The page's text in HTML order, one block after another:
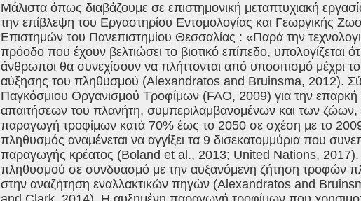
Μάλιστα όπως διαβάζουμε σε επιστημονική μεταπτυχιακή
την επίβλεψη του Εργαστηρίου Εντομολογίας και Γεωργικής
Επιστημών του Πανεπιστημίου Θεσσαλίας : «Παρά την
πρόοδο που έχουν βελτιώσει το βιοτικό επίπεδο, υπολογίζεται
άνθρωποι θα συνεχίσουν να πλήττονται από υποσιτισμό μέχρι
αύξησης του πληθυσμού (Alexandratos and Bruinsma, 2012).
Παγκόσμιου Οργανισμού Τροφίμων (FAO, 2009) για την
απαιτήσεων του πλανήτη, συμπεριλαμβανομένων και των ζώων,
παραγωγή τροφίμων κατά 70% έως το 2050 σε σχέση με το
πληθυσμός αναμένεται να αγγίξει τα 9 δισεκατομμύρια που
παραγωγής κρέατος (Boland et al., 2013; United Nations, 2017).
πληθυσμού σε συνδυασμό με την αυξανόμενη ζήτηση τροφών
στην αναζήτηση εναλλακτικών πηγών (Alexandratos and